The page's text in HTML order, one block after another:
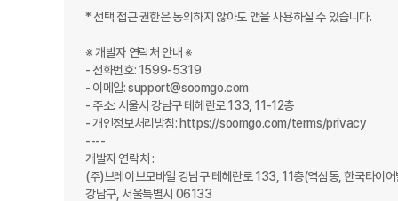
* 선택 접근 권한은 동의하지 않아도 앱을 사용하실 수 있습니다.
※ 개발자 연락처 안내 ※
- 전화번호: 1599-5319
- 이메일: support@soomgo.com
- 주소: 서울시 강남구 테헤란로 133, 11-12층
- 개인정보처리방침: https://soomgo.com/terms/privacy
----
개발자 연락처 :
(주)브레이브모바일 강남구 테헤란로 133, 11층(역삼동, 한국타이
강남구, 서울특별시 06133